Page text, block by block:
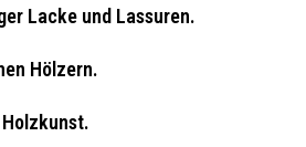
Lacke und Lassuren.
Hölzern.